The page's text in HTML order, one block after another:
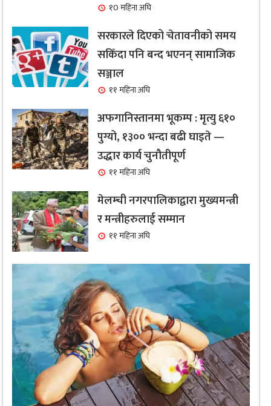
१0 महिना अघि
सरकारले दिएको चेतावनीको समय
सकिँदा पनि बन्द भएनन् सामाजिक
सञ्जाल
११ महिना अघि
अफगानिस्तानमा भूकम्प : मृत्यु ६१०
पुग्यो, १३०० भन्दा बढी घाइते —
उद्धार कार्य चुनौतीपूर्ण
११ महिना अघि
मेलम्ची नगरपालिकाद्वारा मुख्यमन्त्री
र मन्त्रीहरुलाई सम्मान
११ महिना अघि